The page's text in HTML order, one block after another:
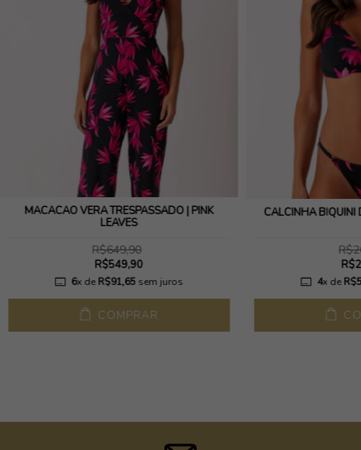
MACACAO VERA TRESPASSADO | PINK
LEAVES
R$649,90
R$549,90
6x deR$91,65 sem juros
COMPRAR
CALCINHA BIQUINI
4x de